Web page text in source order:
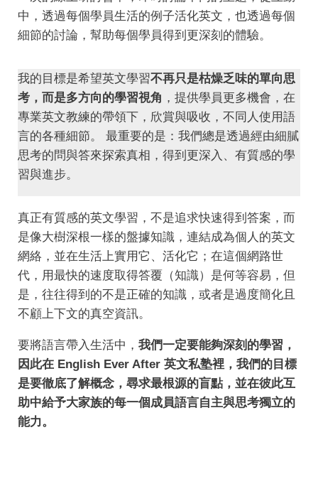
中，透過每個學員生活的例子活化英文，也透過每個
細節的討論，幫助每個學員得到更深刻的體驗。
我的目標是希望英文學習不再只是枯燥乏味的單向思
考，而是多方向的學習視角 ，提供學員更多機會，在
專業英文教練的帶領下，欣賞與吸收，不同人使用語
言的各種細節。 最重要的是：我們總是透過經由細膩
思考的問與答來探索真相，得到更深入、有質感的學
習與進步。
真正有質感的英文學習，不是追求快速得到答案，而
是像大樹深根一樣的盤據知識，連結成為個人的英文
網絡，並在生活上實用它、活化它；在這個網路世
代，用最快的速度取得答覆（知識）是何等容易，但
是，往往得到的不是正確的知識，或者是過度簡化且
不顧上下文的真空資訊。
要將語言帶入生活中， 我們一定要能夠深刻的學習，
因此在 English Ever After 英文私塾裡，我們的目標
是要徹底了解概念，尋求最根源的盲點，並在彼此互
助中給予大家族的每一個成員語言自主與思考獨立的
能力。